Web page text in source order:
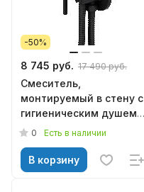
-50%
8 745 руб. 17 490 руб.
Смеситель,
монтируемый в стену с
гигиеническим душем
чёрный матовый
DAMIXA
0 Есть в наличии
В корзину